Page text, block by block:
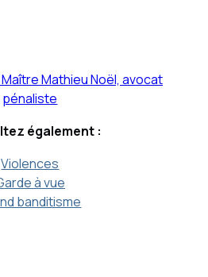
Mathieu Noël, avocat
pénaliste
également :
Violences
à vue
banditisme